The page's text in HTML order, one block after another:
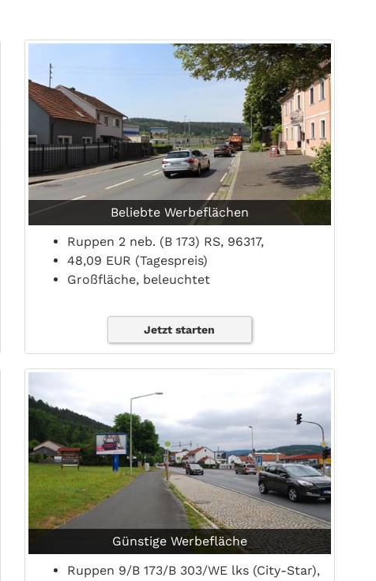
Beliebte Werbeflächen
Ruppen 2 neb. (B 173) RS, 96317,
48,09 EUR (Tagespreis)
Großfläche, beleuchtet
Jetzt starten
Günstige Werbefläche
Ruppen 9/B 173/B 303/WE lks (City-Star),